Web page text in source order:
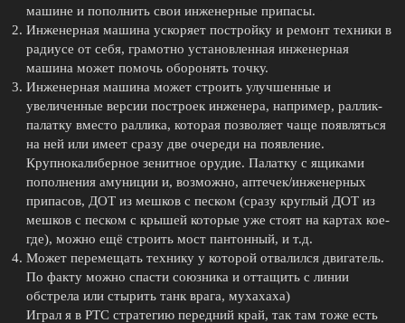
машине и пополнить свои инженерные припасы.
Инженерная машина ускоряет постройку и ремонт техники в
радиусе от себя, грамотно установленная инженерная
машина может помочь оборонять точку.
Инженерная машина может строить улучшенные и
увеличенные версии построек инженера, например, раллик-
палатку вместо раллика, которая позволяет чаще появляться
на ней или имеет сразу две очереди на появление.
Крупнокалиберное зенитное орудие. Палатку с ящиками
пополнения амуниции и, возможно, аптечек/инженерных
припасов, ДОТ из мешков с песком (сразу круглый ДОТ из
мешков с песком с крышей которые уже стоят на картах кое-
где), можно ещё строить мост пантонный, и т.д.
Может перемещать технику у которой отвалился двигатель.
По факту можно спасти союзника и оттащить с линии
обстрела или стырить танк врага, мухахаха)
Играл я в РТС стратегию передний край, так там тоже есть